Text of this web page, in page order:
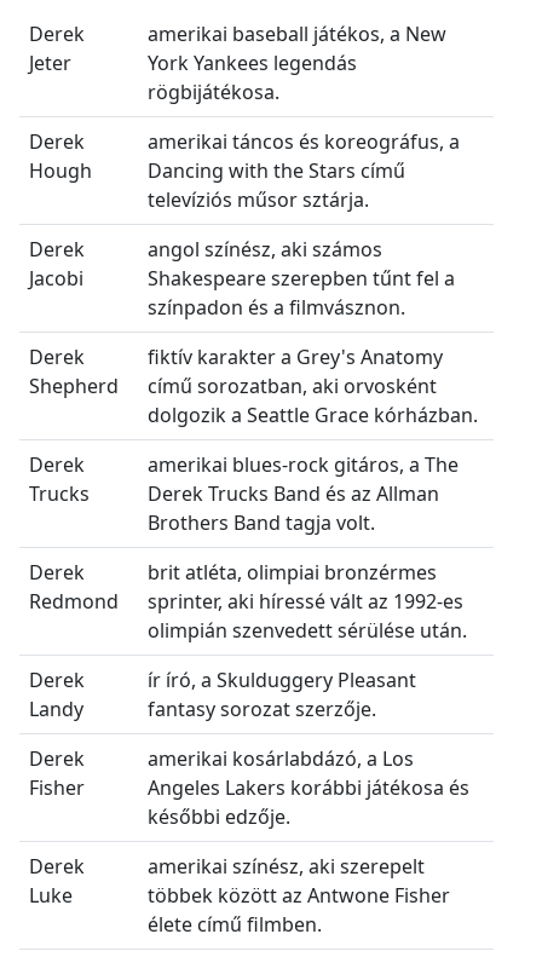
Derek
Jeter
amerikai baseball játékos, a New
York Yankees legendás
rögbijátékosa.
Derek
Hough
amerikai táncos és koreográfus, a
Dancing with the Stars című
televíziós műsor sztárja.
Derek
Jacobi
angol színész, aki számos
Shakespeare szerepben tűnt fel a
színpadon és a filmvásznon.
Derek
Shepherd
fiktív karakter a Grey's Anatomy
című sorozatban, aki orvosként
dolgozik a Seattle Grace kórházban.
Derek
Trucks
amerikai blues-rock gitáros, a The
Derek Trucks Band és az Allman
Brothers Band tagja volt.
Derek
Redmond
brit atléta, olimpiai bronzérmes
sprinter, aki híressé vált az 1992-es
olimpián szenvedett sérülése után.
Derek
Landy
ír író, a Skulduggery Pleasant
fantasy sorozat szerzője.
Derek
Fisher
amerikai kosárlabdázó, a Los
Angeles Lakers korábbi játékosa és
későbbi edzője.
Derek
Luke
amerikai színész, aki szerepelt
többek között az Antwone Fisher
élete című filmben.